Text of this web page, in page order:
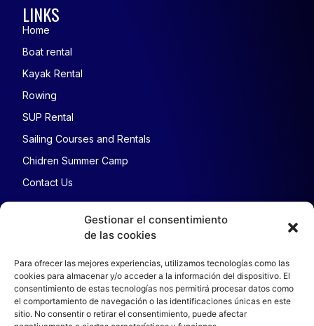
Gestionar el consentimiento
de las cookies
Para ofrecer las mejores experiencias, utilizamos tecnologías como las
cookies para almacenar y/o acceder a la información del dispositivo. El
consentimiento de estas tecnologías nos permitirá procesar datos como
el comportamiento de navegación o las identificaciones únicas en este
sitio. No consentir o retirar el consentimiento, puede afectar
LINKS
Home
Boat rental
Kayak Rental
Rowing
SUP Rental
Sailing Courses and Rentals
Chidren Summer Camp
Contact Us
LEGAL NOTICE
Cookies
Cancellation policy
Privacy policy